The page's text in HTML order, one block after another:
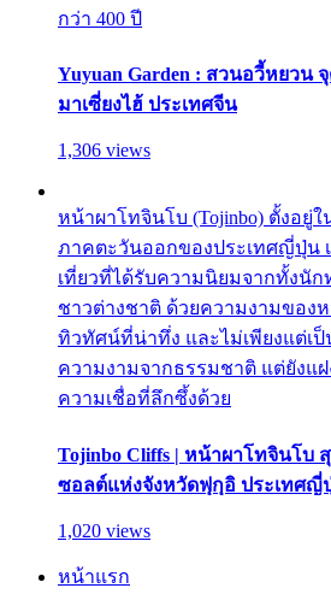
กว่า 400 ปี
Yuyuan Garden : สวนอวี้หยวน
มาเซี่ยงไฮ้ ประเทศจีน
1,306 views
หน้าผาโทจินโบ (Tojinbo) ตั้งอยู่
ภาคตะวันออกของประเทศญี่ปุ่น
เที่ยวที่ได้รับความนิยมจากทั้งนั
ชาวต่างชาติ ด้วยความงามของ
ทิวทัศน์ที่น่าทึ่ง และไม่เพียงแต่เ
ความงามจากธรรมชาติ แต่ยังแ
ความเชื่อที่ลึกซึ้งด้วย
Tojinbo Cliffs | หน้าผาโทจินโบ
ซอลต์แห่งจังหวัดฟุกุอิ ประเทศญี่
1,020 views
หน้าแรก